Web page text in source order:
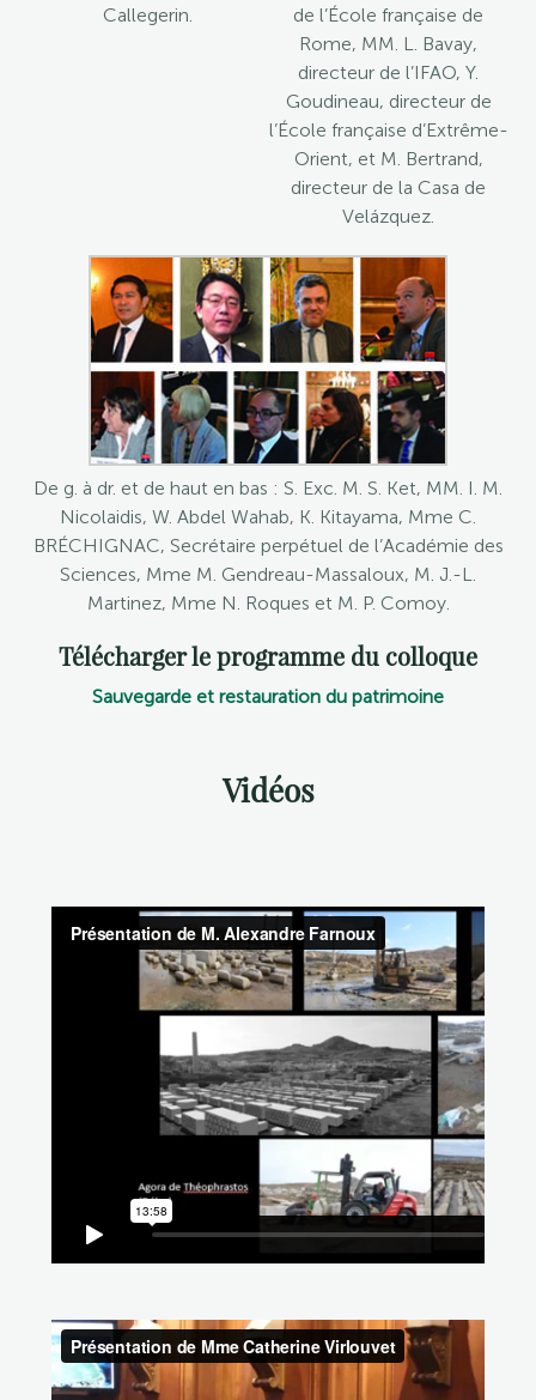
Callegerin.
de l’École française de
Rome, MM. L. Bavay,
directeur de l’IFAO, Y.
Goudineau, directeur de
l’École française d’Extrême-
Orient, et M. Bertrand,
directeur de la Casa de
Velázquez.
De g. à dr. et de haut en bas : S. Exc. M. S. Ket, MM. I. M.
Nicolaidis, W. Abdel Wahab, K. Kitayama, Mme C.
BRÉCHIGNAC, Secrétaire perpétuel de l’Académie des
Sciences, Mme M. Gendreau-Massaloux, M. J.-L.
Martinez, Mme N. Roques et M. P. Comoy.
Télécharger le programme du colloque
Sauvegarde et restauration du patrimoine
Vidéos